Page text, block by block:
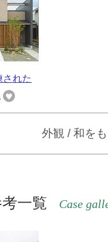
された
外観 / 和を
一覧 Case